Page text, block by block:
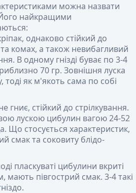
можна назвати
найкращими
однаково стійкий до
комах, а також невибагливий
В одному гнізді буває по 3-4
70 гр. Зовнішня луска
як м'якоть сама по собі
гниє, стійкий до стрілкування.
лускою цибулин вагою 24-52
Що стосується характеристик,
смак та соковиту блідо-
пласкуваті цибулини вкриті
півгострий смак. 3-4 такі